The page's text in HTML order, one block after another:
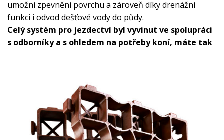
umožní zpevnění povrchu a zároveň díky drenážní
funkci i odvod dešťové vody do půdy.
Celý systém pro jezdectví byl vyvinut ve spolupráci
s odborníky a s ohledem na potřeby koní, máte tak